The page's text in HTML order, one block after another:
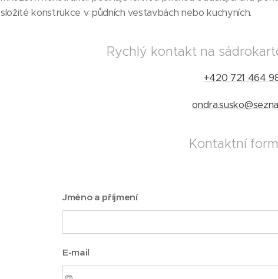
složité konstrukce v půdních vestavbách nebo kuchyních.
Rychlý kontakt na
+420 721 464
Kontaktní
Jméno a příjmení
E-mail